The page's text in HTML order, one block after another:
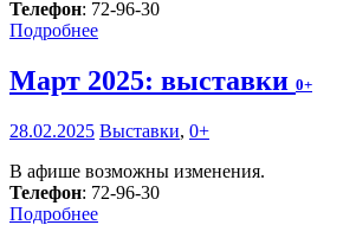
Телефон: 72-96-30
Подробнее
Март 2025: выставки 0+
28.02.2025 Выставки, 0+
В афише возможны изменения.
Телефон: 72-96-30
Подробнее